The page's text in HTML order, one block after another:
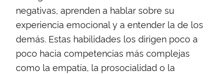
negativas, aprenden a hablar sobre su
experiencia emocional y a entender la de los
demás. Estas habilidades los dirigen poco a
poco hacia competencias más complejas
como la empatía, la prosocialidad o la